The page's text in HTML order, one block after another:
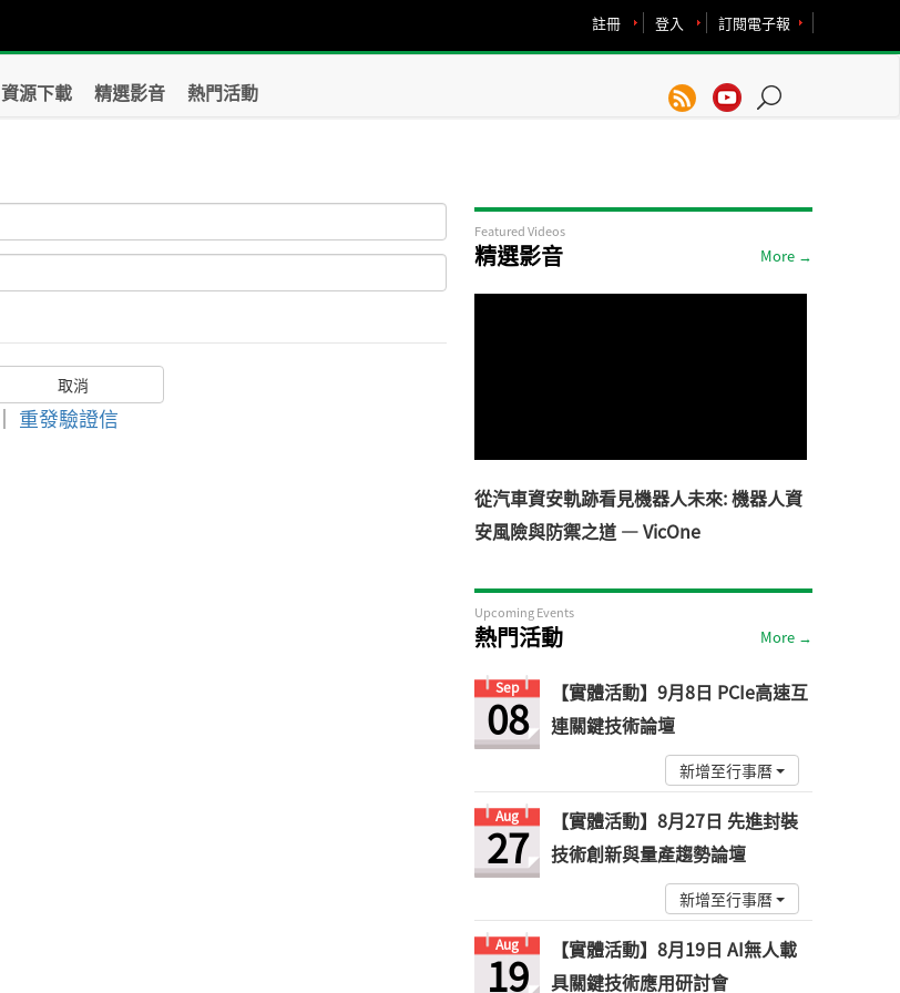
訂閱電子報
登入
註冊
資源下載 精選影音 熱門活動
｜ 重發驗證信
Featured Videos
精選影音 More →
從汽車資安軌跡看見機器人未來: 機器人資
安風險與防禦之道 — VicOne
Upcoming Events
熱門活動 More →
Sep
08
【實體活動】9月8日 PCIe高速互
連關鍵技術論壇
新增至行事曆
Aug
27
【實體活動】8月27日 先進封裝
技術創新與量產趨勢論壇
新增至行事曆
Aug
19
【實體活動】8月19日 AI無人載
具關鍵技術應用研討會